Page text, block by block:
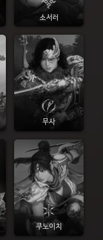
소서러
무사
쿠노이치